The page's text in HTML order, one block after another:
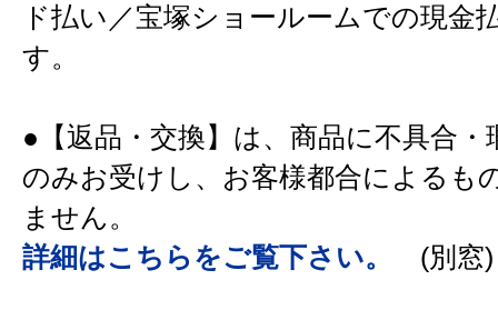
ド払い／宝塚ショールームでの現金
す。
●【返品・交換】は、商品に不具合・
のみお受けし、お客様都合によるも
ません。
詳細はこちらをご覧下さい。
(別窓)